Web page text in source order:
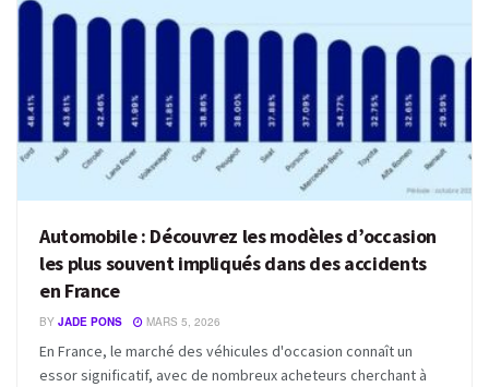
Automobile : Découvrez les modèles d’occasion
les plus souvent impliqués dans des accidents
en France
BY JADE PONS MARS 5, 2026
En France, le marché des véhicules d'occasion connaît un
essor significatif, avec de nombreux acheteurs cherchant à